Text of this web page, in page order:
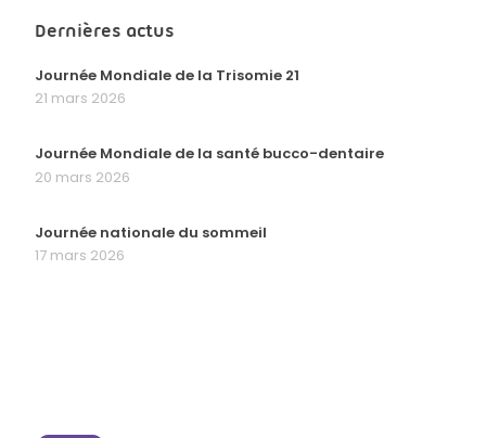
Dernières actus
Journée Mondiale de la Trisomie 21
21 mars 2026
Journée Mondiale de la santé bucco-dentaire
20 mars 2026
Journée nationale du sommeil
17 mars 2026